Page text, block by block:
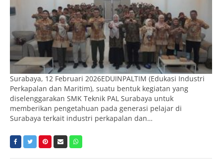
Surabaya, 12 Februari 2026EDUINPALTIM (Edukasi Industri
Perkapalan dan Maritim), suatu bentuk kegiatan yang
diselenggarakan SMK Teknik PAL Surabaya untuk
memberikan pengetahuan pada generasi pelajar di
Surabaya terkait industri perkapalan dan…